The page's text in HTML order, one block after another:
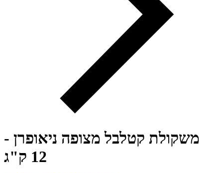
משקולת קטלבל מצופה ניאופרן -
12 ק"ג